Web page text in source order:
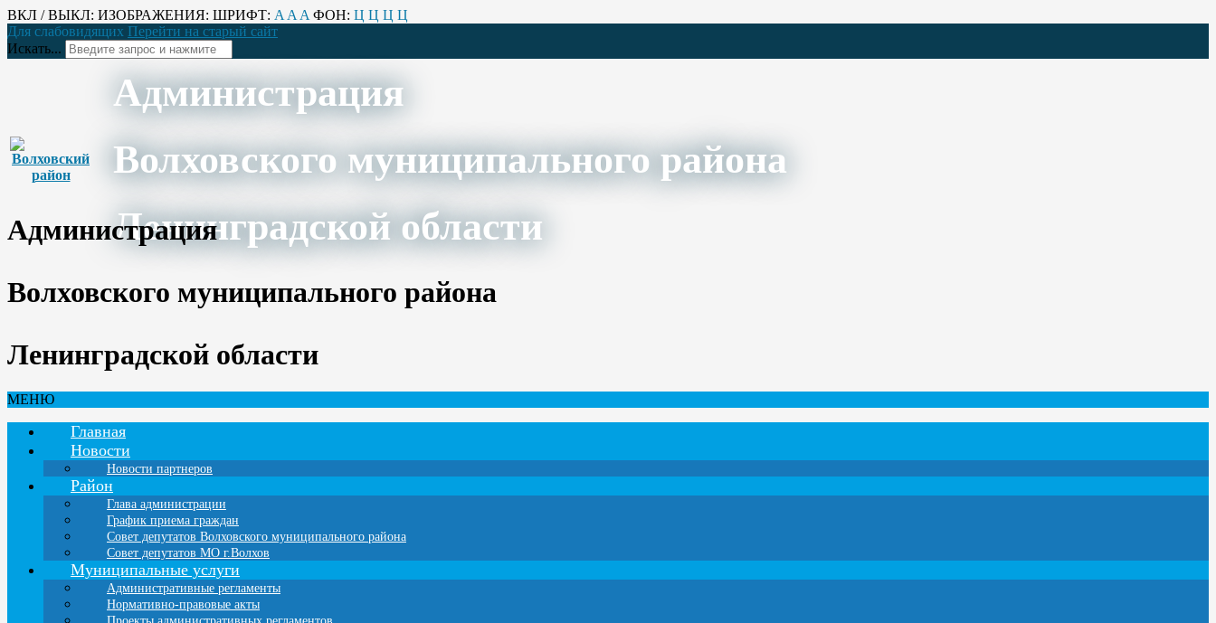
ВКЛ / ВЫКЛ: ИЗОБРАЖЕНИЯ: ШРИФТ: A A A ФОН: Ц Ц Ц Ц
Для слабовидящих Перейти на старый сайт
Искать...
Администрация
Волховского муниципального района
Ленинградской области
Администрация
Волховского муниципального района
Ленинградской области
МЕНЮ
Главная
Новости
Новости партнеров
Район
Глава администрации
График приема граждан
Совет депутатов Волховского муниципального района
Совет депутатов МО г.Волхов
Муниципальные услуги
Административные регламенты
Нормативно-правовые акты